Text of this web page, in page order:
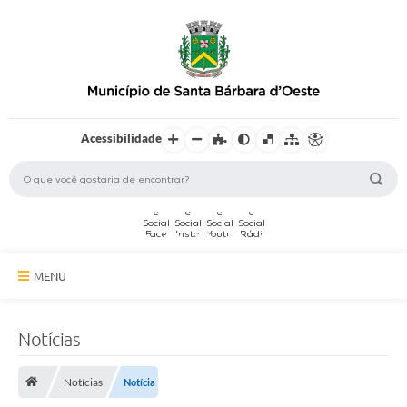
Acessibilidade
MENU
Serviços Online
Notícias
Notícias Notícia